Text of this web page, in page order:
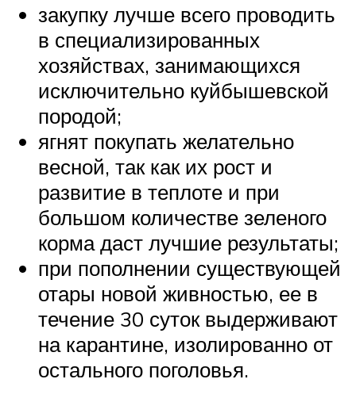
закупку лучше всего проводить
в специализированных
хозяйствах, занимающихся
исключительно куйбышевской
породой;
ягнят покупать желательно
весной, так как их рост и
развитие в теплоте и при
большом количестве зеленого
корма даст лучшие результаты;
при пополнении существующей
отары новой живностью, ее в
течение 30 суток выдерживают
на карантине, изолированно от
остального поголовья.